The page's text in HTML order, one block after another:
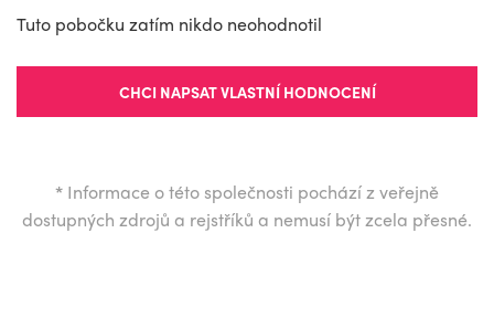
Tuto pobočku zatím nikdo neohodnotil
CHCI NAPSAT VLASTNÍ HODNOCENÍ
* Informace o této společnosti pochází z veřejně
dostupných zdrojů a rejstříků a nemusí být zcela přesné.